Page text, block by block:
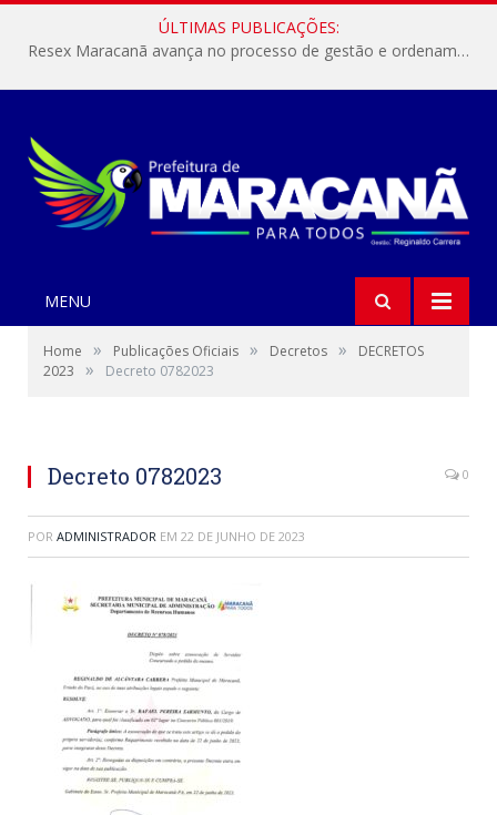
ÚLTIMAS PUBLICAÇÕES:
Resex Maracanã avança no processo de gestão e ordenamento do turismo em nossas áreas protegidas.
MENU
Home » Publicações Oficiais » Decretos »
DECRETOS
2023
» Decreto 0782023
Decreto 0782023 0
POR ADMINISTRADOR EM 22 DE JUNHO DE 2023